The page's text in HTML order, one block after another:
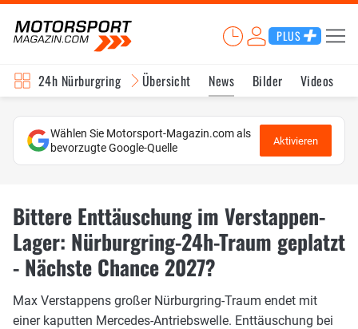
PLUS
24h Nürburgring Übersicht News Bilder Videos
Wählen Sie Motorsport-Magazin.com als
bevorzugte Google-Quelle
Aktivieren
Bittere Enttäuschung im Verstappen-
Lager: Nürburgring-24h-Traum geplatzt
- Nächste Chance 2027?
Max Verstappens großer Nürburgring-Traum endet mit
einer kaputten Mercedes-Antriebswelle. Enttäuschung bei